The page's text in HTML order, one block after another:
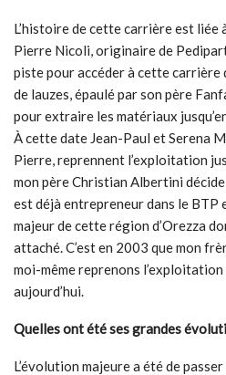
L’histoire de cette carrière est liée
Pierre Nicoli, originaire de
piste pour accéder à cette
de lauzes, épaulé par son père
pour extraire les matériaux
À cette date Jean-Paul et Serena
Pierre, reprennent l’exploitation
mon père Christian Albertini
est déjà entrepreneur dans le BTP
majeur de cette région d’Orezza
attaché. C’est en 2003 que mon
moi-même reprenons
aujourd’hui.
Quelles ont été ses grandes
L’évolution majeure a été de